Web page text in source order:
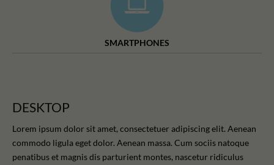
SMARTPHONES
DESKTOP
Lorem ipsum dolor sit amet, consectetuer adipiscing elit. Aenean
commodo ligula eget dolor. Aenean massa. Cum sociis natoque
penatibus et magnis dis parturient montes, nascetur ridiculus